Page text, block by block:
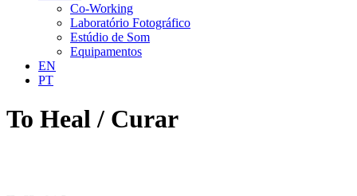
Co-Working
Laboratório Fotográfico
Estúdio de Som
Equipamentos
EN
PT
To Heal / Curar